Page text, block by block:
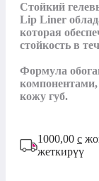
Стойкий
Lip Liner
которая
стойкость в
Формула
кожу губ.
1000,00 с
жеткирүү